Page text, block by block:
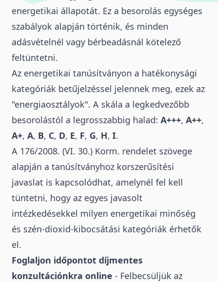
energetikai állapotát. Ez a besorolás egységes
szabályok alapján történik, és minden
adásvételnél vagy bérbeadásnál kötelező
feltüntetni.
Az energetikai tanúsítványon a hatékonysági
kategóriák betűjelzéssel jelennek meg, ezek az
"energiaosztályok". A skála a legkedvezőbb
besorolástól a legrosszabbig halad: A+++, A++,
A+, A, B, C, D, E, F, G, H, I.
A 176/2008. (VI. 30.) Korm. rendelet szövege
alapján a tanúsítványhoz korszerűsítési
javaslat is kapcsolódhat, amelynél fel kell
tüntetni, hogy az egyes javasolt
intézkedésekkel milyen energetikai minőség
és szén-dioxid-kibocsátási kategóriák érhetők
el.
Foglaljon időpontot díjmentes
konzultációnkra online - Felbecsüljük az